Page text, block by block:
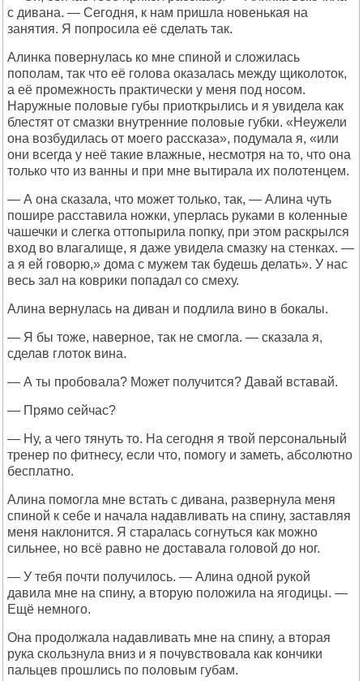
с дивана. — Сегодня, к нам пришла новенькая на
занятия. Я попросила её сделать так.
Алинка повернулась ко мне спиной и сложилась
пополам, так что её голова оказалась между щиколоток,
а её промежность практически у меня под носом.
Наружные половые губы приоткрылись и я увидела как
блестят от смазки внутренние половые губки. «Неужели
она возбудилась от моего рассказа», подумала я, «или
они всегда у неё такие влажные, несмотря на то, что она
только что из ванны и при мне вытирала их полотенцем.
— А она сказала, что может только, так, — Алина чуть
пошире расставила ножки, уперлась руками в коленные
чашечки и слегка оттопырила попку, при этом раскрылся
вход во влагалище, я даже увидела смазку на стенках. —
а я ей говорю,» дома с мужем так будешь делать». У нас
весь зал на коврики попадал со смеху.
Алина вернулась на диван и подлила вино в бокалы.
— Я бы тоже, наверное, так не смогла. — сказала я,
сделав глоток вина.
— А ты пробовала? Может получится? Давай вставай.
— Прямо сейчас?
— Ну, а чего тянуть то. На сегодня я твой персональный
тренер по фитнесу, если что, помогу и заметь, абсолютно
бесплатно.
Алина помогла мне встать с дивана, развернула меня
спиной к себе и начала надавливать на спину, заставляя
меня наклонится. Я старалась согнуться как можно
сильнее, но всё равно не доставала головой до ног.
— У тебя почти получилось. — Алина одной рукой
давила мне на спину, а вторую положила на ягодицы. —
Ещё немного.
Она продолжала надавливать мне на спину, а вторая
рука скользнула вниз и я почувствовала как кончики
пальцев прошлись по половым губам.